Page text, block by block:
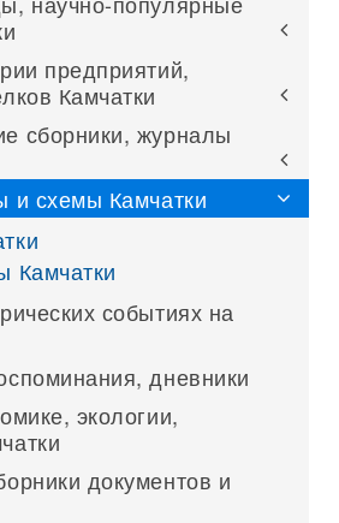
предприятий,
Камчатки
сборники, журналы
и схемы Камчатки
Камчатки
событиях на
дневники
экологии,
документов и